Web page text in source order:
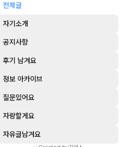
전체글
자기소개
공지사항
후기 남겨요
정보 아카이브
질문있어요
자랑할게요
자유글남겨요